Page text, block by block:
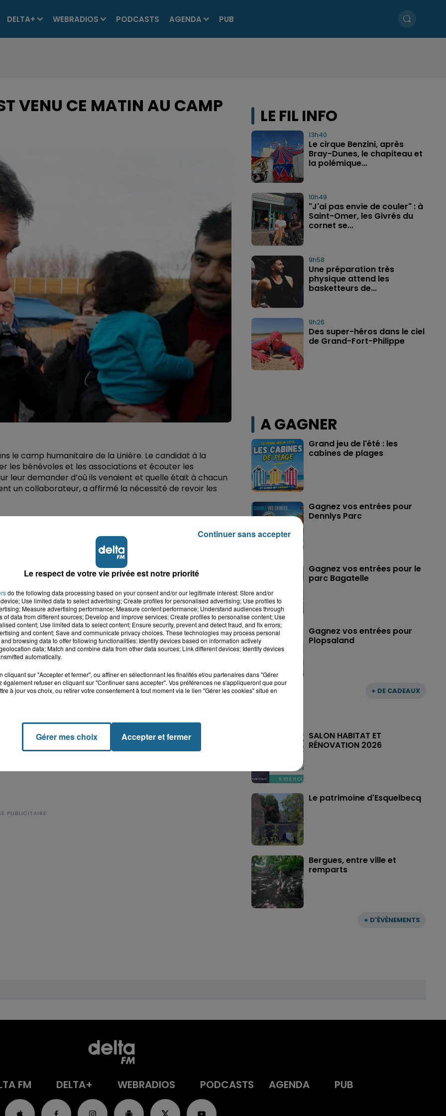
DELTA+ WEBRADIOS PODCASTS AGENDA PUB
VENU CE MATIN AU CAMP
le camp humanitaire de la Linière. Le candidat à la
les bénévoles et les associations et écouter les
leur demander d’où ils venaient et quelle était à chacun
un collaborateur, a affirmé la nécessité de revoir les
et a rappelé combien l’Angleterre avait
:
de Grande-Synthe et en moyenne 20 à 30
un CAO. (Centre d’Accueil et d’Orientation).
LE FIL INFO
13h40
Le cirque Benzini, après
Bray-Dunes, le chapiteau et
la polémique...
10h49
"J'ai pas envie de couler" : à
Saint-Omer, les Givrés du
cornet se...
9h58
Une préparation très
physique attend les
basketteurs de...
9h26
Des super-héros dans le ciel
de Grand-Fort-Philippe
A GAGNER
+ DE CADEAUX
Grand jeu de l'été : les
cabines de plages
Gagnez vos entrées pour
Dennlys Parc
Gagnez vos entrées pour le
parc Bagatelle
Gagnez vos entrées pour
Plopsaland
+ D'ÉVÈNEMENTS
SALON HABITAT ET
RÉNOVATION 2026
Le patrimoine d'Esquelbecq
Bergues, entre ville et
remparts
FM DELTA+ WEBRADIOS PODCASTS AGENDA PUB
Le respect de votre vie privée est notre priorité
do the following data processing based on your consent and/or our legitimate interest: Store and/or
Use limited data to select advertising; Create profiles for personalised advertising; Use profiles to
Measure advertising performance; Measure content performance; Understand audiences through
of data from different sources; Develop and improve services; Create profiles to personalise content; Use
content; Use limited data to select content; Ensure security, prevent and detect fraud, and fix errors;
and content; Save and communicate privacy choices. These technologies may process personal
browsing data to offer following functionalities: Identify devices based on information actively
data; Match and combine data from other data sources; Link different devices; Identify devices
automatically.
cliquant sur "Accepter et fermer", ou affiner en sélectionnant les finalités et/ou partenaires dans "Gérer
également refuser en cliquant sur "Continuer sans accepter". Vos préférences ne s'appliqueront que pour
à jour vos choix, ou retirer votre consentement à tout moment via le lien "Gérer les cookies" situé en
Gérer mes choix Accepter et fermer
Continuer sans accepter